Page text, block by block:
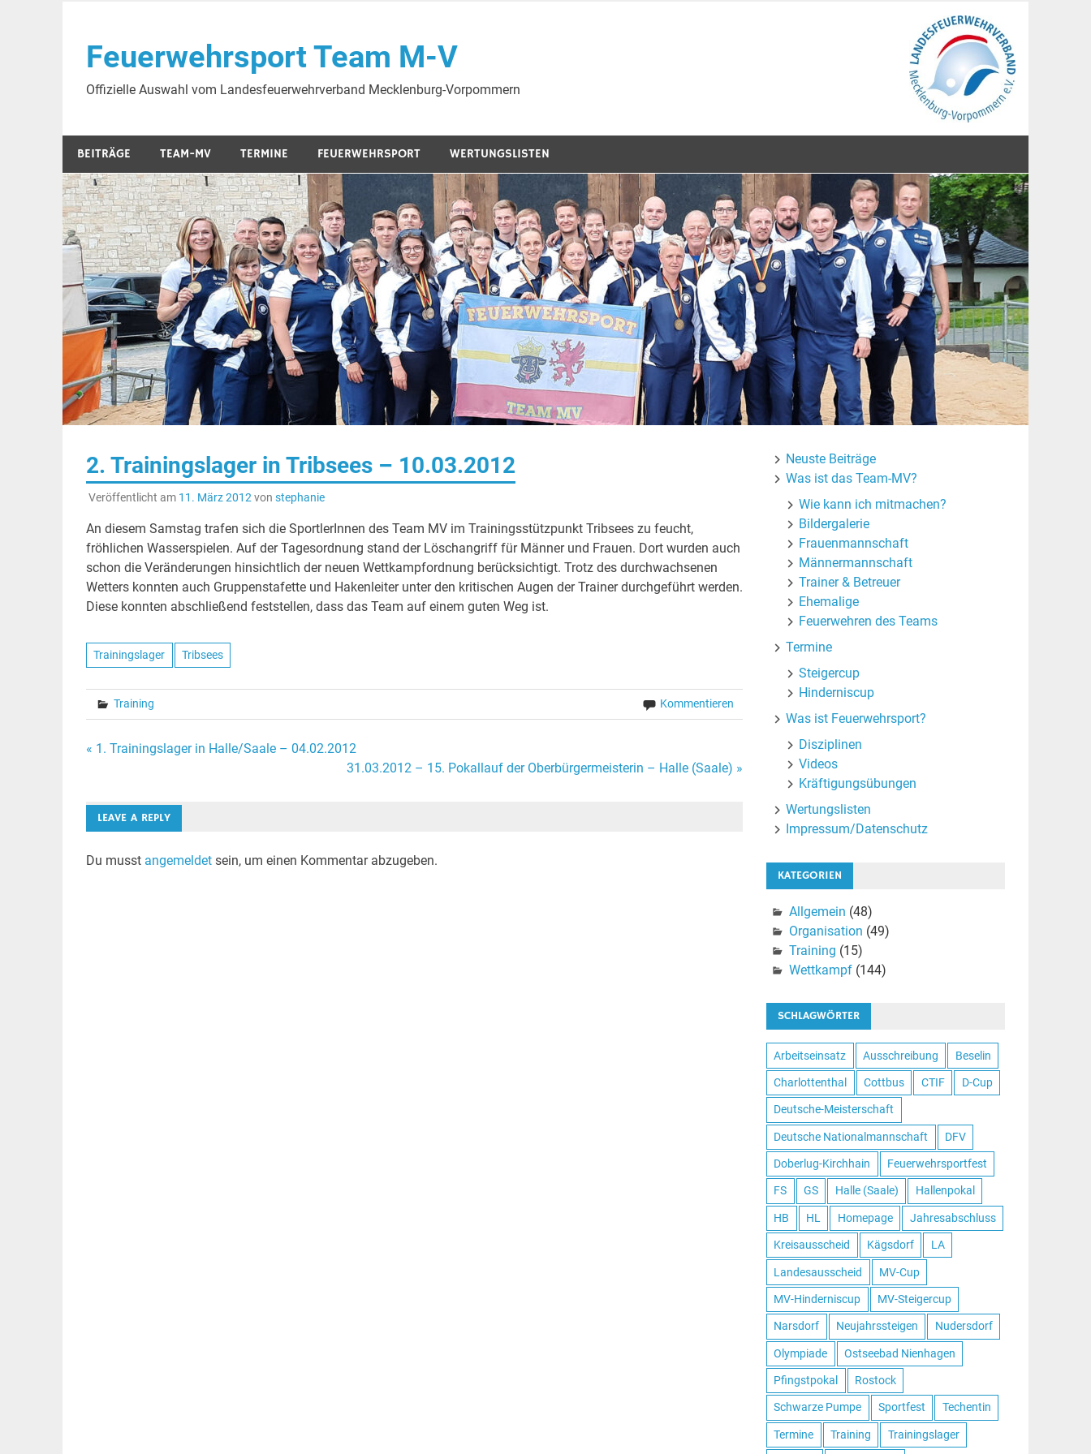
contentFeuerwehrsport Team M-V
Offizielle Auswahl vom Landesfeuerwehrverband Mecklenburg-Vorpommern
BEITRÄGE TEAM-MV TERMINE FEUERWEHRSPORT WERTUNGSLISTEN
2. Trainingslager in Tribsees – 10.03.2012
Veröffentlicht am 11. März 2012 von stephanie
An diesem Samstag trafen sich die SportlerInnen des Team MV im Trainingsstützpunkt Tribsees zu feucht,
fröhlichen Wasserspielen. Auf der Tagesordnung stand der Löschangriff für Männer und Frauen. Dort wurden auch
schon die Veränderungen hinsichtlich der neuen Wettkampfordnung berücksichtigt. Trotz des durchwachsenen
Wetters konnten auch Gruppenstafette und Hakenleiter unter den kritischen Augen der Trainer durchgeführt werden.
Diese konnten abschließend feststellen, dass das Team auf einem guten Weg ist.
Trainingslager Tribsees
Training Kommentieren
Beitragsnavigation
« 1. Trainingslager in Halle/Saale – 04.02.2012
31.03.2012 – 15. Pokallauf der Oberbürgermeisterin – Halle (Saale) »
LEAVE A REPLY
Du musst angemeldetsein, um einen Kommentar abzugeben.
Neuste Beiträge
Was ist das Team-MV?
Wie kann ich mitmachen?
Bildergalerie
Frauenmannschaft
Männermannschaft
Trainer & Betreuer
Ehemalige
Feuerwehren des Teams
Termine
Steigercup
Hinderniscup
Was ist Feuerwehrsport?
Disziplinen
Videos
Kräftigungsübungen
Wertungslisten
Impressum/Datenschutz
KATEGORIEN
Allgemein (48)
Organisation (49)
Training (15)
Wettkampf(144)
SCHLAGWÖRTER
Arbeitseinsatz Ausschreibung Beselin
Charlottenthal Cottbus CTIF D-Cup
Deutsche-Meisterschaft
Deutsche Nationalmannschaft DFV
Doberlug-Kirchhain Feuerwehrsportfest
FS GS Halle (Saale) Hallenpokal
HB HL Homepage Jahresabschluss
Kreisausscheid Kägsdorf LA
Landesausscheid MV-Cup
MV-Hinderniscup MV-Steigercup
Narsdorf Neujahrssteigen Nudersdorf
Olympiade Ostseebad Nienhagen
Pfingstpokal Rostock
Schwarze Pumpe Sportfest Techentin
Termine Training Trainingslager